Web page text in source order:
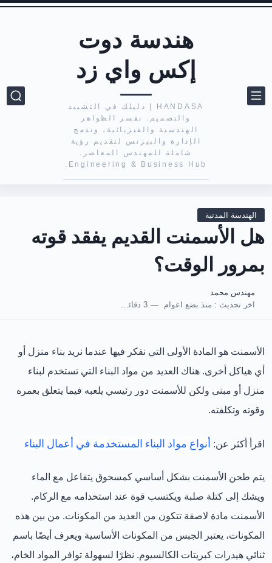
هندسة دوت
إكس واي زد
HANDASA | دليلك في التشييد
والتصميم. نفسر الظواهر
الهندسية والفيزيائية، وندمج
الإدارة والبيزنس لتقديم رؤية
شاملة للمهندس المعاصر.
Engineering & Business Hub.
الهندسة المدنية
هل الأسمنت القديم يفقد قوته
بمرور الوقت؟
مهندس محمد
اخر تحديث : منذ بضع اعوام 3 دقائق للقراءة
الأسمنت هو المادة الأولى التي نفكر فيها عندما نريد بناء منزل أو
أي هياكل أخرى. هناك العديد من مواد البناء التي تستخدم لبناء
منزل أو مبنى ولكن للأسمنت دور رئيسي يلعبه فيما يتعلق بعمره
وقوته وتكلفته.
اقرأ أكثر عن: أنواع مواد البناء المستخدمة في أعمال البناء
يتم طحن الأسمنت بشكل أساسي كمسحوق يتفاعل مع الماء
ويشك إلى كتلة صلبة ويكتسب قوة عند استخدامه مع الركام.
الأسمنت مادة لاصقة تتكون من العديد من المكونات. من بين هذه
المكونات، يعتبر الجبس من المكونات الأساسية ويعرف أيضًا باسم
ثنائي هيدرات كبريتات الكالسيوم. نظرًا لسهولة توافر المواد الخام،